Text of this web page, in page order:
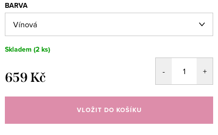
BARVA
Skladem (2 ks)
659 Kč
cena:
VLOŽIT DO KOŠÍKU